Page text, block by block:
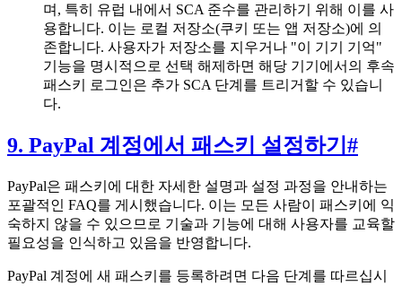
며, 특히 유럽 내에서 SCA 준수를 관리하기 위해 이를 사
용합니다. 이는 로컬 저장소(쿠키 또는 앱 저장소)에 의
존합니다. 사용자가 저장소를 지우거나 "이 기기 기억"
기능을 명시적으로 선택 해제하면 해당 기기에서의 후속
패스키 로그인은 추가 SCA 단계를 트리거할 수 있습니
다.
9. PayPal 계정에서 패스키 설정하기 #
PayPal은 패스키에 대한 자세한 설명과 설정 과정을 안내하는
포괄적인 FAQ를 게시했습니다. 이는 모든 사람이 패스키에 익
숙하지 않을 수 있으므로 기술과 기능에 대해 사용자를 교육할
필요성을 인식하고 있음을 반영합니다.
PayPal 계정에 새 패스키를 등록하려면 다음 단계를 따르십시